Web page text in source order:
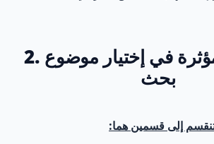
2. العوامل المؤثرة في إختيار موضوع
بحث
تنقسم إلى قسمين هما: